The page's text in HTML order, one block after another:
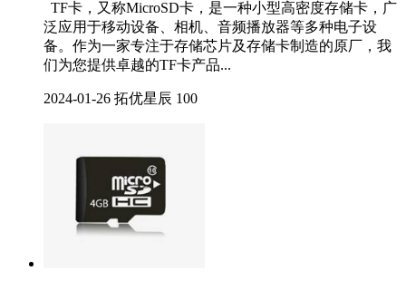
TF卡，又称MicroSD卡，是一种小型高密度存储卡，广
泛应用于移动设备、相机、音频播放器等多种电子设
备。作为一家专注于存储芯片及存储卡制造的原厂，我
们为您提供卓越的TF卡产品...
2024-01-26 拓优星辰 100